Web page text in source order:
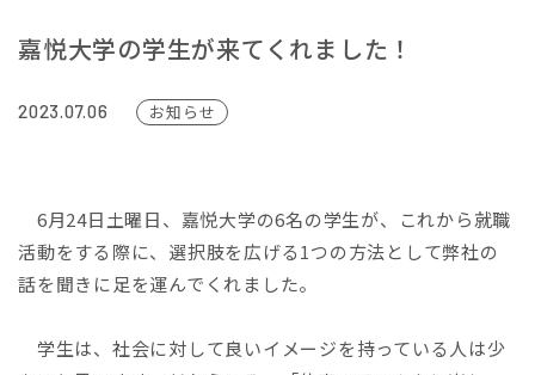
嘉悦大学の学生が来てくれました！
2023.07.06 お知らせ
6月24日土曜日、嘉悦大学の6名の学生が、これから就職
活動をする際に、選択肢を広げる1つの方法として弊社の
話を聞きに足を運んでくれました。
学生は、社会に対して良いイメージを持っている人は少